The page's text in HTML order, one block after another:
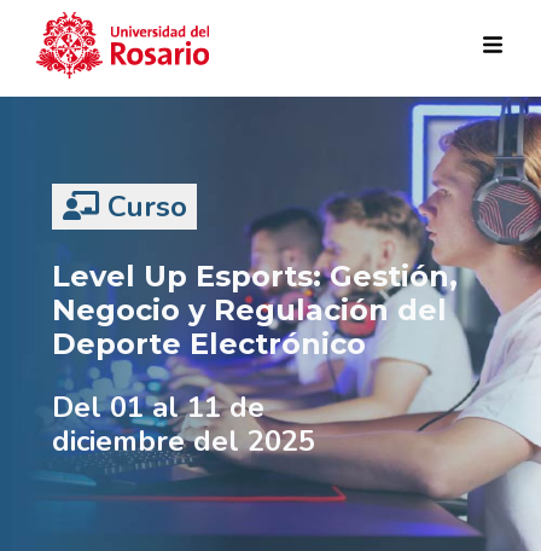
Curso
Level Up Esports: Gestión,
Negocio y Regulación del
Deporte Electrónico
Del 01 al 11 de
diciembre del 2025